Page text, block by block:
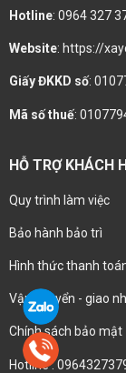
Hotline: 0964 327
Website: https://
Giấy ĐKKD số:
Mã số thuế:
HỖ TRỢ KHÁCH
Quy trình làm việc
Bảo hành bảo trì
Hình thức thanh
Vận chuyển - giao
Chính sách bảo mật
Hotline :